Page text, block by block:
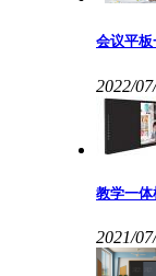
会议平
2022/
教学一
2021/